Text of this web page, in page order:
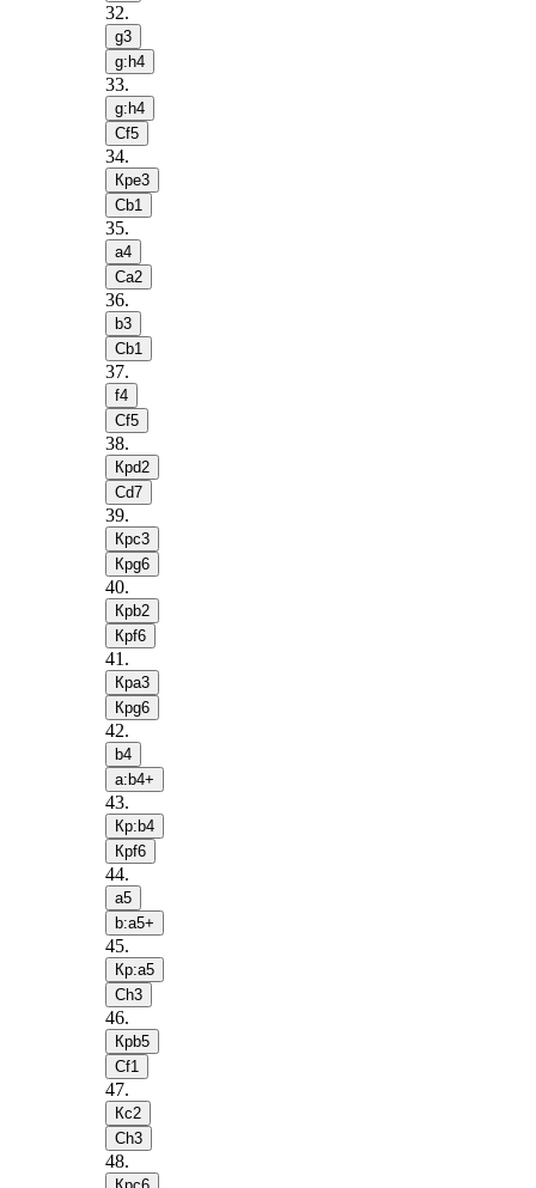
32.
g3
g:h4
33.
g:h4
Сf5
34.
Крe3
Сb1
35.
a4
Сa2
36.
b3
Сb1
37.
f4
Сf5
38.
Крd2
Сd7
39.
Крc3
Крg6
40.
Крb2
Крf6
41 .
Крa3
Крg6
42.
b4
a:b4+
43.
Кр:b4
Крf6
44.
a5
b:a5+
45.
Кр:a5
Сh3
46.
Крb5
Сf1
47.
Кc2
Сh3
48.